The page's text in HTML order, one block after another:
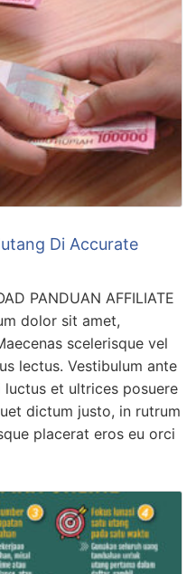
Di Accurate
PANDUAN AFFILIATE
dolor sit amet,
scelerisque vel
lectus. Vestibulum ante
et ultrices posuere
dictum justo, in rutrum
placerat eros eu orci